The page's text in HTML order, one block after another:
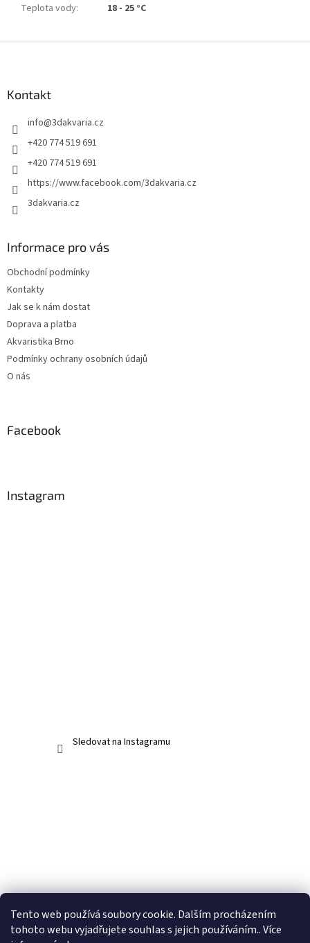
Tento web používá soubory cookie. Dalším procházením
tohoto webu vyjadřujete souhlas s jejich používáním.. Více
Teplota vody: 18 - 25 °C
Kontakt
info@3dakvaria.cz
+420 774 519 691
+420 774 519 691
https://www.facebook.com/3dakvaria.cz
3dakvaria.cz
Informace pro vás
Obchodní podmínky
Kontakty
Jak se k nám dostat
Doprava a platba
Akvaristika Brno
Podmínky ochrany osobních údajů
O nás
Facebook
Instagram
Sledovat na Instagramu